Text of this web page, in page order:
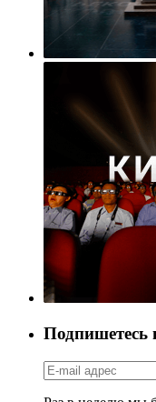
Подпишетесь